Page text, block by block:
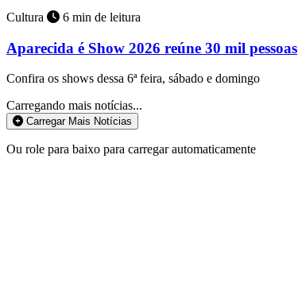
Cultura 6 min de leitura
Aparecida é Show 2026 reúne 30 mil pessoas
Confira os shows dessa 6ª feira, sábado e domingo
Carregando mais notícias...
Carregar Mais Notícias
Ou role para baixo para carregar automaticamente